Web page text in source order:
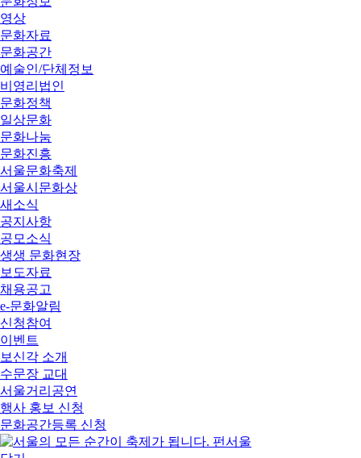
영상
문화자료
문화공간
예술인/단체정보
비영리법인
문화정책
일상문화
문화나눔
문화진흥
서울문화축제
서울시문화상
새소식
공지사항
공모소식
생생 문화현장
보도자료
채용공고
e-문화알림
신청참여
이벤트
보신각 소개
수문장 교대
서울거리공연
행사 홍보 신청
문화공간등록 신청